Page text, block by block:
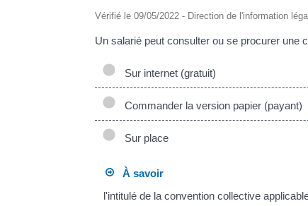
Vérifié le 09/05/2022 - Direction de l'information
Un salarié peut consulter ou se procurer une
Sur internet (gratuit)
Commander la version papier (payant)
Sur place
À savoir
l'intitulé de la convention collective